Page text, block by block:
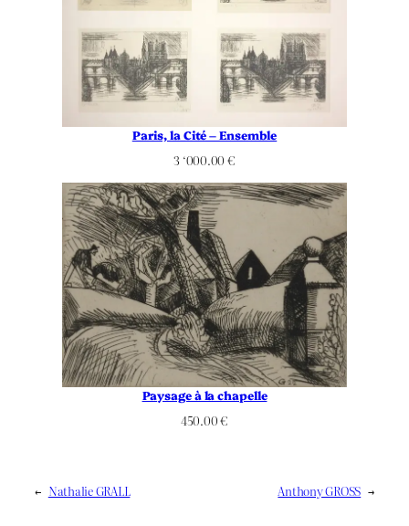
Paris, la Cité – Ensemble
3 ‘000.00 €
Paysage à la chapelle
450.00€
← Nathalie GRALL Anthony GROSS →